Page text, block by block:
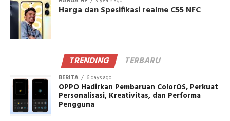
Harga dan Spesifikasi realme C55 NFC
TRENDING TERBARU
BERITA 6 days ago
OPPO Hadirkan Pembaruan ColorOS, Perkuat
Personalisasi, Kreativitas, dan Performa
Pengguna